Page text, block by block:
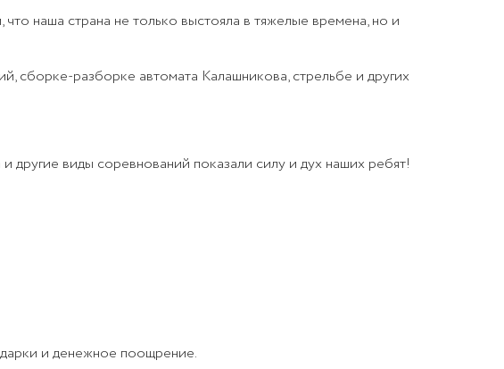
наша страна не только выстояла в тяжелые времена, но и
сборке-разборке автомата Калашникова, стрельбе и других
другие виды соревнований показали силу и дух наших ребят!
и денежное поощрение.